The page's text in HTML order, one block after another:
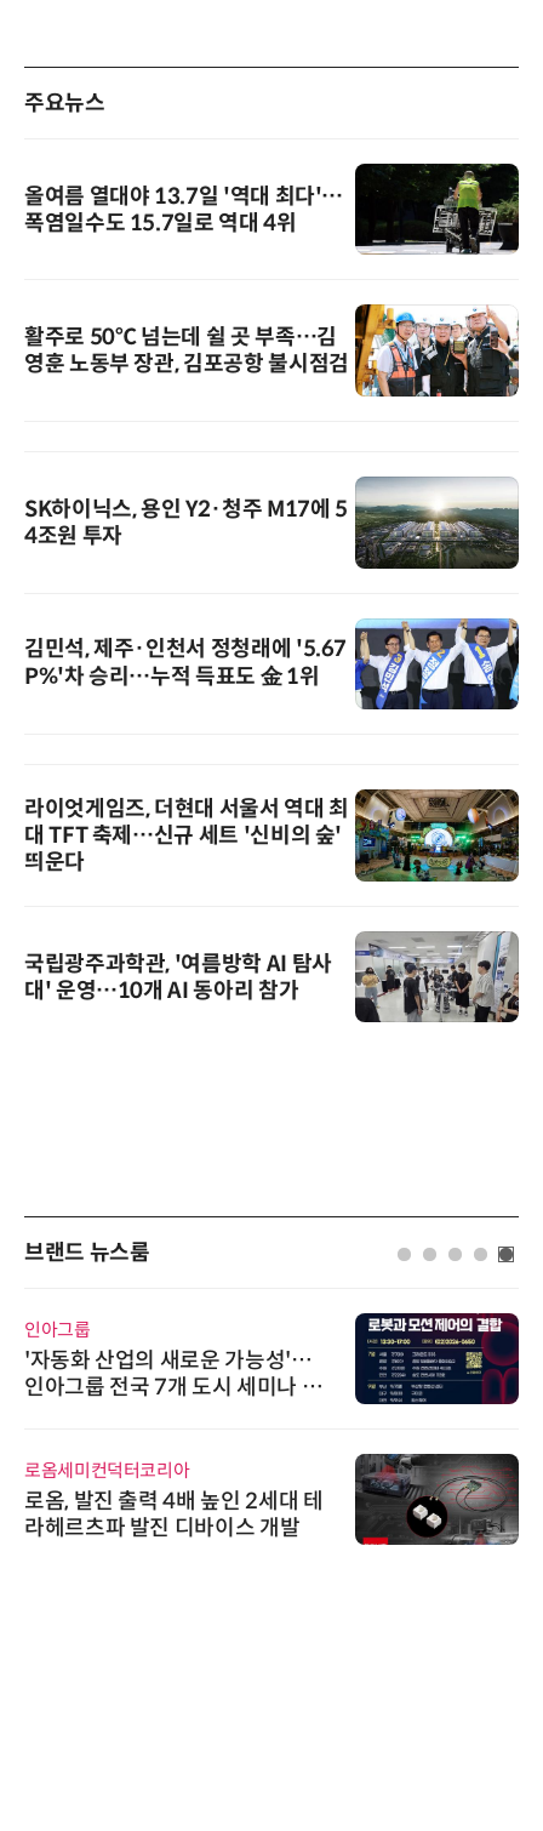
주요뉴스
올여름 열대야 13.7일 '역대 최다'…
폭염일수도 15.7일로 역대 4위
활주로 50℃ 넘는데 쉴 곳 부족…김
영훈 노동부 장관, 김포공항 불시점검
SK하이닉스, 용인 Y2·청주 M17에 5
4조원 투자
김민석, 제주·인천서 정청래에 '5.67
P%'차 승리…누적 득표도 金 1위
라이엇게임즈, 더현대 서울서 역대 최
대 TFT 축제…신규 세트 '신비의 숲'
띄운다
국립광주과학관, '여름방학 AI 탐사
대' 운영…10개 AI 동아리 참가
브랜드 뉴스룸
인아그룹
'자동화 산업의 새로운 가능성'…
인아그룹 전국 7개 도시 세미나 페
로옴세미컨덕터코리아
로옴, 발진 출력 4배 높인 2세대 테
라헤르츠파 발진 디바이스 개발